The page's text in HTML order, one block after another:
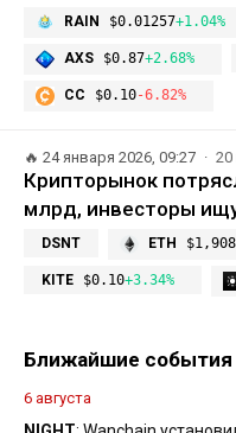
RAIN $0.01257+1.04%
AXS $0.87+2.68%
CC $0.10-6.82%
🔥 24 января 2026, 09:27 20
Крипторынок
млрд, инвесторы
DSNT ETH
KITE $0.10+3.34%
Ближайшие события
6 августа